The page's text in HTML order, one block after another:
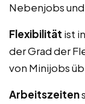
Nebenjobs
Flexibilität ist
der Grad der
von Minijobs
Arbeitszeiten